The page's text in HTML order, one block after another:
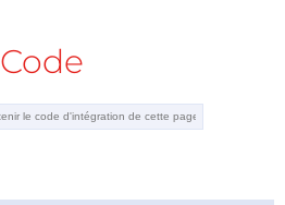
Code